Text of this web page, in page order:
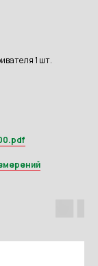
1 шт.